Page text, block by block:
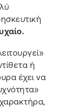
ή
έχει να